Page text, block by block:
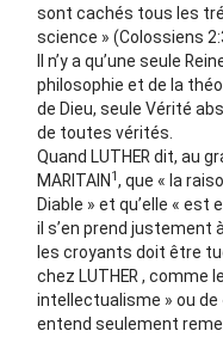
sont cachés tous les
science » (Colossiens
Il n’y a qu’une seule
philosophie et de la
de Dieu, seule Vérité
de toutes vérités.
Quand LUTHER dit, au
MARITAIN 1, que « la
Diable » et qu’elle «
il s’en prend justement
les croyants doit être
chez LUTHER , comme
intellectualisme » ou de
entend seulement